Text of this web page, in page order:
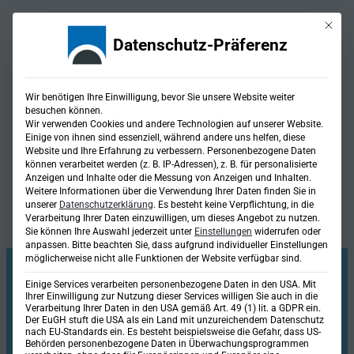
Fachbereiche
Lösungen für jede
Herausforderung
Fachbereich
Mit
Datenschutz-Präferenz
Wir benötigen Ihre Einwilligung, bevor Sie unsere Website weiter
besuchen können.
Wir verwenden Cookies und andere Technologien auf unserer Website.
Einige von ihnen sind essenziell, während andere uns helfen, diese
Website und Ihre Erfahrung zu verbessern. Personenbezogene Daten
können verarbeitet werden (z. B. IP-Adressen), z. B. für personalisierte
Anzeigen und Inhalte oder die Messung von Anzeigen und Inhalten.
Weitere Informationen über die Verwendung Ihrer Daten finden Sie in
unserer Datenschutzerklärung. Es besteht keine Verpflichtung, in die
Verarbeitung Ihrer Daten einzuwilligen, um dieses Angebot zu nutzen.
Sie können Ihre Auswahl jederzeit unter Einstellungen widerrufen oder
anpassen. Bitte beachten Sie, dass aufgrund individueller Einstellungen
möglicherweise nicht alle Funktionen der Website verfügbar sind.
Einige Services verarbeiten personenbezogene Daten in den USA. Mit
Ihrer Einwilligung zur Nutzung dieser Services willigen Sie auch in die
Verarbeitung Ihrer Daten in den USA gemäß Art. 49 (1) lit. a GDPR ein.
Der EuGH stuft die USA als ein Land mit unzureichendem Datenschutz
nach EU-Standards ein. Es besteht beispielsweise die Gefahr, dass US-
Behörden personenbezogene Daten in Überwachungsprogrammen